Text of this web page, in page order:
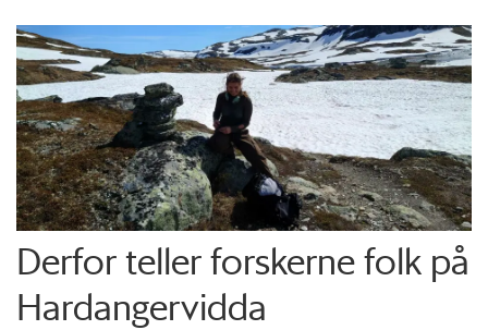
Derfor teller forskerne folk på
Hardangervidda